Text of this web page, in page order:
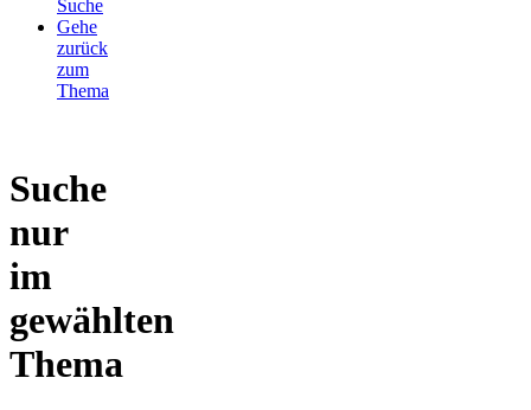
Suche
Gehe
zurück
zum
Thema
Suche
nur
im
gewählten
Thema